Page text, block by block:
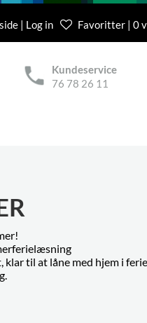
| Log in Favoritter | 0
Kundeservice
76 78 26 11
klar til at låne med hjem i